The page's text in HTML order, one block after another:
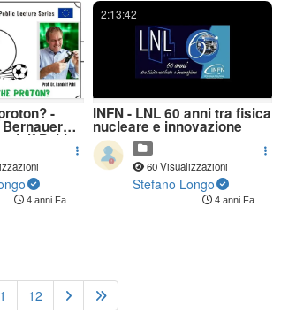
-
Bernauer
Pohl
4 anni Fa
2:13:42
INFN - LNL 60 anni tra fisica
nucleare e innovazione
60 Visualizzazioni
Stefano Longo
4 anni Fa
12